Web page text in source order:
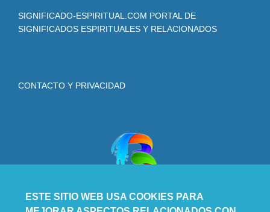
SIGNIFICADO-ESPIRITUAL.COM PORTAL DE
SIGNIFICADOS ESPIRITUALES Y RELACIONADOS
CONTACTO Y PRIVACIDAD
ESTE SITIO WEB USA COOKIES PARA